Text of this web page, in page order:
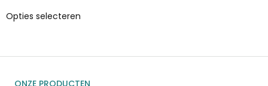
Opties selecteren